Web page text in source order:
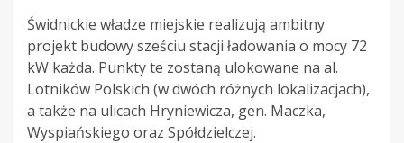
Świdnickie władze miejskie realizują ambitny
projekt budowy sześciu stacji ładowania o mocy 72
kW każda. Punkty te zostaną ulokowane na al.
Lotników Polskich (w dwóch różnych lokalizacjach),
a także na ulicach Hryniewicza, gen. Maczka,
Wyspiańskiego oraz Spółdzielczej.